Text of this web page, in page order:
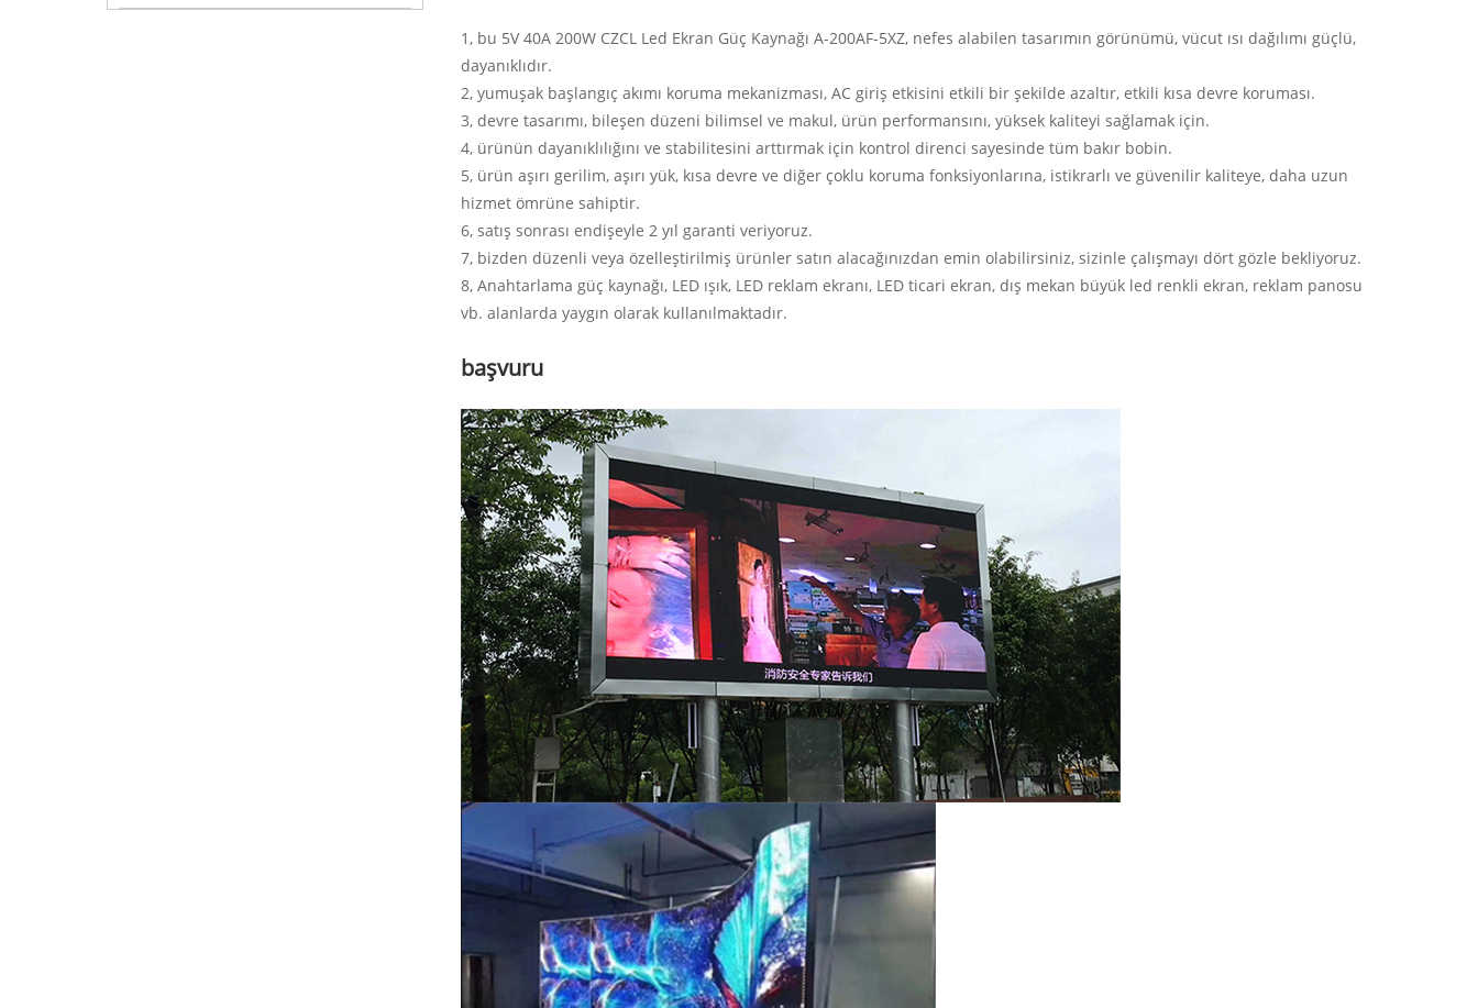
1, bu 5V 40A 200W CZCL Led Ekran Güç Kaynağı A-200AF-5XZ, nefes alabilen tasarımın görünümü, vücut ısı dağılımı güçlü,
dayanıklıdır.
2, yumuşak başlangıç ​​akımı koruma mekanizması, AC giriş etkisini etkili bir şekilde azaltır, etkili kısa devre koruması.
3, devre tasarımı, bileşen düzeni bilimsel ve makul, ürün performansını, yüksek kaliteyi sağlamak için.
4, ürünün dayanıklılığını ve stabilitesini arttırmak için kontrol direnci sayesinde tüm bakır bobin.
5, ürün aşırı gerilim, aşırı yük, kısa devre ve diğer çoklu koruma fonksiyonlarına, istikrarlı ve güvenilir kaliteye, daha uzun
hizmet ömrüne sahiptir.
6, satış sonrası endişeyle 2 yıl garanti veriyoruz.
7, bizden düzenli veya özelleştirilmiş ürünler satın alacağınızdan emin olabilirsiniz, sizinle çalışmayı dört gözle bekliyoruz.
8, Anahtarlama güç kaynağı, LED ışık, LED reklam ekranı, LED ticari ekran, dış mekan büyük led renkli ekran, reklam panosu
vb. alanlarda yaygın olarak kullanılmaktadır.
başvuru